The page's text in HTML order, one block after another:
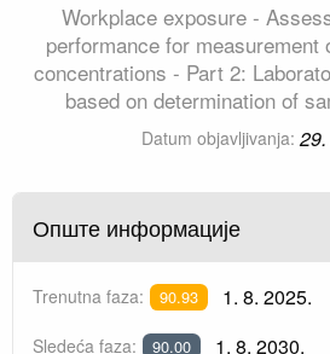
Workplace exposure -
performance for
concentrations - Part 2:
based on determination of
Datum objavljivanja:
Опште информације
Trenutna faza: 90.93 1. 8. 2025.
Sledeća faza: 90.00 1. 8. 2030.